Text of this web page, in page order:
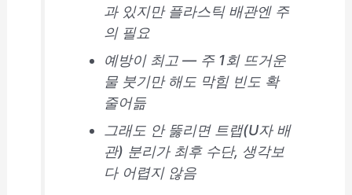
과 있지만 플라스틱 배관엔 주
의 필요
예방이 최고 — 주 1회 뜨거운
물 붓기만 해도 막힘 빈도 확
줄어듦
그래도 안 뚫리면 트랩(U자 배
관) 분리가 최후 수단, 생각보
다 어렵지 않음